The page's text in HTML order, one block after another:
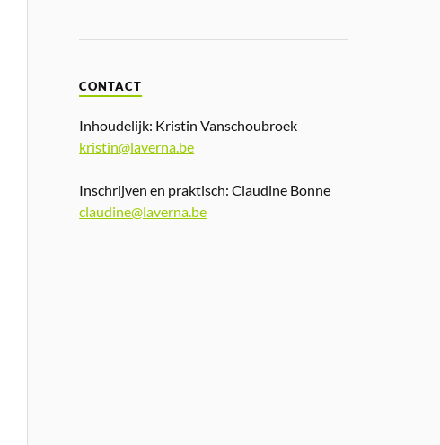
CONTACT
Inhoudelijk: Kristin Vanschoubroek
kristin@laverna.be
Inschrijven en praktisch: Claudine Bonne
claudine@laverna.be